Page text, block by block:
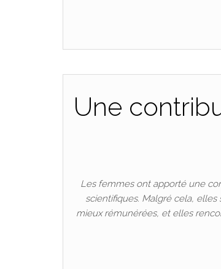
Une
Les femmes ont apporté une
scientifiques. Malgré cela,
mieux rémunérées, et elles